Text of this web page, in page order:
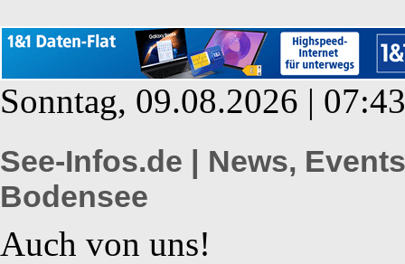
Sonntag, 09.08.2026 |
See-Infos.de | News,
Bodensee
Auch von uns!